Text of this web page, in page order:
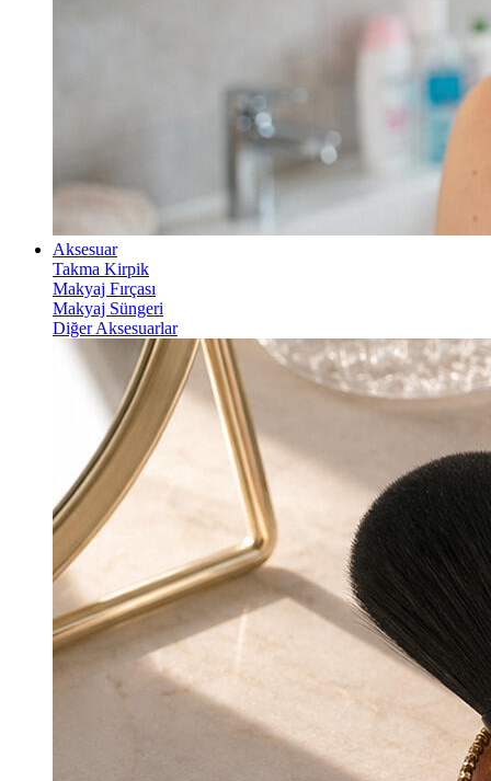
Aksesuar
Takma Kirpik
Makyaj Fırçası
Makyaj Süngeri
Diğer Aksesuarlar